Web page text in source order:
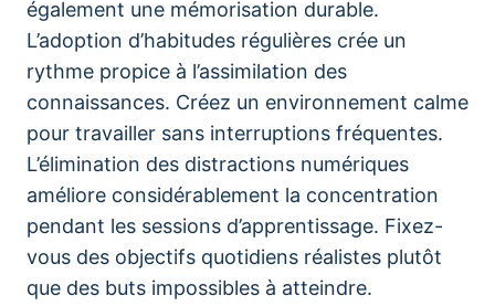
également une mémorisation durable.
L’adoption d’habitudes régulières crée un
rythme propice à l’assimilation des
connaissances. Créez un environnement calme
pour travailler sans interruptions fréquentes.
L’élimination des distractions numériques
améliore considérablement la concentration
pendant les sessions d’apprentissage. Fixez-
vous des objectifs quotidiens réalistes plutôt
que des buts impossibles à atteindre.